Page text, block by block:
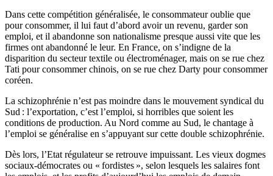
Dans cette compétition généralisée, le consommateur oublie que
pour consommer, il lui faut d’abord avoir un revenu, garder son
emploi, et il abandonne son nationalisme presque aussi vite que les
firmes ont abandonné le leur. En France, on s’indigne de la
disparition du secteur textile ou électroménager, mais on se rue chez
Tati pour consommer chinois, on se rue chez Darty pour consommer
coréen.
La schizophrénie n’est pas moindre dans le mouvement syndical du
Sud : l’exportation, c’est l’emploi, si horribles que soient les
conditions de production. Au Nord comme au Sud, le chantage à
l’emploi se généralise en s’appuyant sur cette double schizophrénie.
Dès lors, l’Etat régulateur se retrouve impuissant. Les vieux dogmes
sociaux-démocrates ou « fordistes », selon lesquels les salaires font